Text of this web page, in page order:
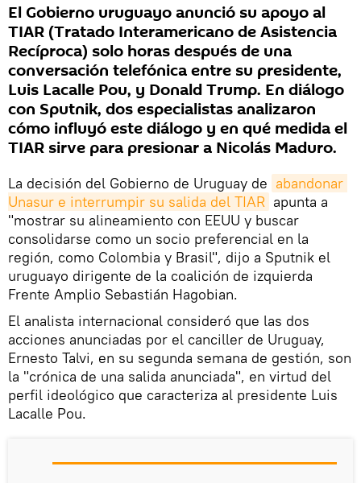
El Gobierno uruguayo anunció su apoyo al
TIAR (Tratado Interamericano de Asistencia
Recíproca) solo horas después de una
conversación telefónica entre su presidente,
Luis Lacalle Pou, y Donald Trump. En diálogo
con Sputnik, dos especialistas analizaron
cómo influyó este diálogo y en qué medida el
TIAR sirve para presionar a Nicolás Maduro.
La decisión del Gobierno de Uruguay de abandonar
Unasur e interrumpir su salida del TIAR apunta a
"mostrar su alineamiento con EEUU y buscar
consolidarse como un socio preferencial en la
región, como Colombia y Brasil", dijo a Sputnik el
uruguayo dirigente de la coalición de izquierda
Frente Amplio Sebastián Hagobian.
El analista internacional consideró que las dos
acciones anunciadas por el canciller de Uruguay,
Ernesto Talvi, en su segunda semana de gestión, son
la "crónica de una salida anunciada", en virtud del
perfil ideológico que caracteriza al presidente Luis
Lacalle Pou.